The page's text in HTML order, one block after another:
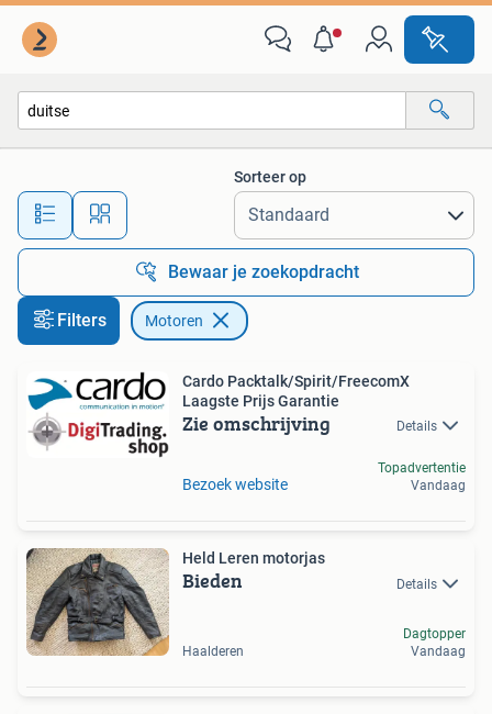
Alle afstanden…
Sorteer op
Bewaar je zoekopdracht
Filters Motoren
Cardo Packtalk/Spirit/FreecomX
Laagste Prijs Garantie
Zie omschrijving Details
Bezoek website
Topadvertentie
Vandaag
Held Leren motorjas
Bieden Details
Haalderen
Dagtopper
Vandaag